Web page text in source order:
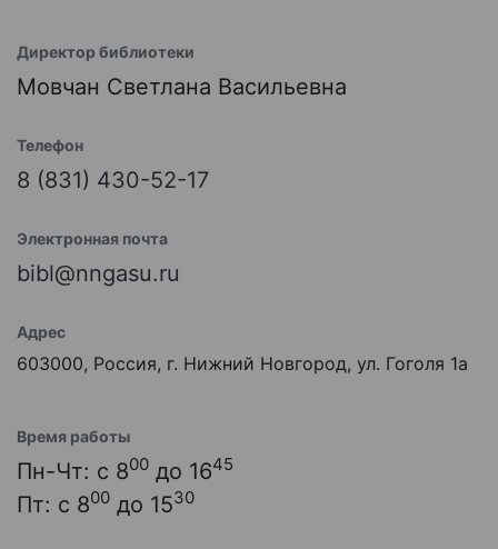
Директор библиотеки
Мовчан Светлана Васильевна
Телефон
8 (831) 430-52-17
Электронная почта
bibl@nngasu.ru
Адрес
603000, Россия, г. Нижний Новгород, ул. Гоголя 1а
Время работы
Пн-Чт: с 800 до 1645
Пт: с 800 до 1530